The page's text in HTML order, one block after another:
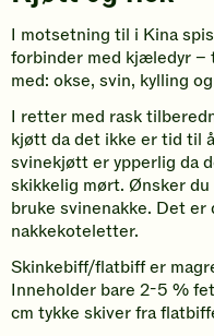
I motsetning til i Kina
forbinder med kjæledyr –
med: okse, svin, kylling
I retter med rask
kjøtt da det ikke er tid til
svinekjøtt er ypperlig da
skikkelig mørt. Ønsker
bruke svinenakke. Det
nakkekoteletter.
Skinkebiff/flatbiff er
Inneholder bare 2-5 %
cm tykke skiver fra